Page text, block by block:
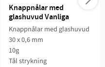
Knappnålar med
glashuvud Vanliga
Knappnålar med glashuvud
30 x 0,6 mm
10g
Tål strykning